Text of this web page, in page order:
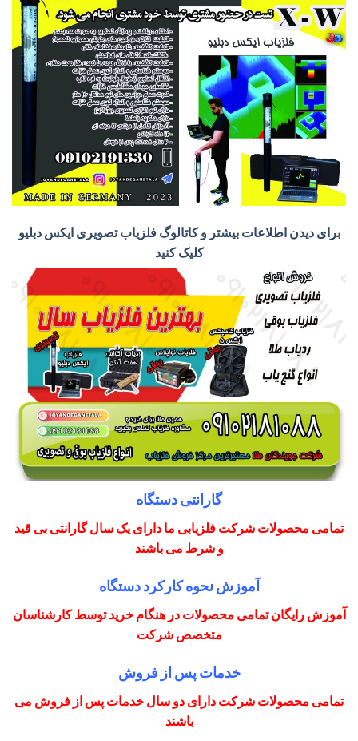
برای دیدن اطلاعات بیشتر و کاتالوگ فلزیاب تصویری ایکس دبلیو
کلیک کنید
گارانتی دستگاه
تمامی محصولات شرکت فلزیابی ما دارای یک سال گارانتی بی قید
و شرط می باشند
آموزش نحوه کارکرد دستگاه
آموزش رایگان تمامی محصولات در هنگام خرید توسط کارشناسان
متخصص شرکت
خدمات پس از فروش
تمامی محصولات شرکت دارای دو سال خدمات پس از فروش می
باشند